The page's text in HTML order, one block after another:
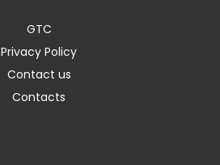
GTC
Privacy Policy
Contact us
Contacts